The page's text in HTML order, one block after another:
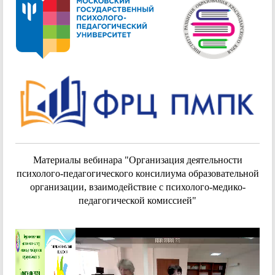
Материалы вебинара "Организация деятельности
психолого-педагогического консилиума образовательной
организации, взаимодействие с психолого-медико-
педагогической комиссией"